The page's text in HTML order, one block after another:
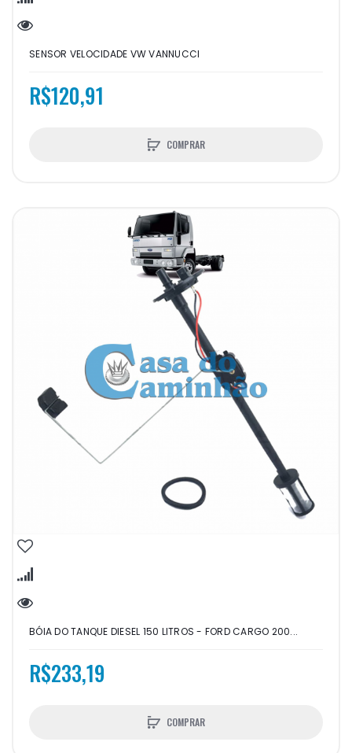
SENSOR VELOCIDADE VW VANNUCCI
R$120,91
COMPRAR
BÓIA DO TANQUE DIESEL 150 LITROS - FORD CARGO 200...
R$233,19
COMPRAR